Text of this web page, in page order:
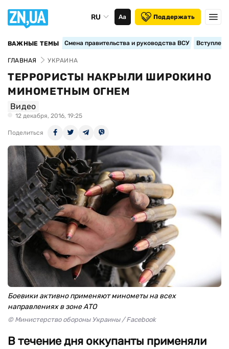
RU Аа Поддержать
ВАЖНЫЕ ТЕМЫ Смена правительства и руководства ВСУ
ГЛАВНАЯ УКРАИНА
ТЕРРОРИСТЫ НАКРЫЛИ ШИРОКИНО
МИНОМЕТНЫМ ОГНЕМ
Видео
12 декабря, 2016, 19:25
Поделиться
Боевики активно применяют минометы на всех
направлениях в зоне АТО
© Министерство обороны Украины / Facebook
В течение дня оккупанты применяли